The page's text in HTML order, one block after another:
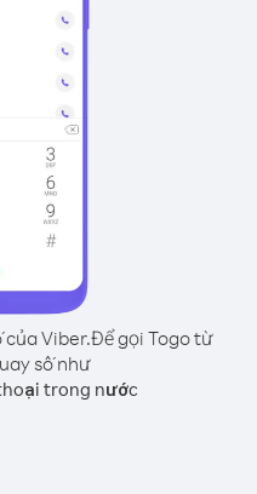
của Viber.Để gọi Togo từ
số như
trong nước